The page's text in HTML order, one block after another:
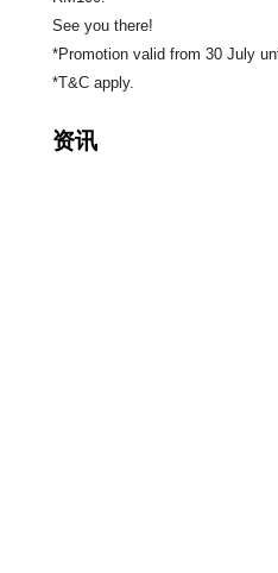
See you there!
*Promotion valid from 30 July
*T&C apply.
资讯